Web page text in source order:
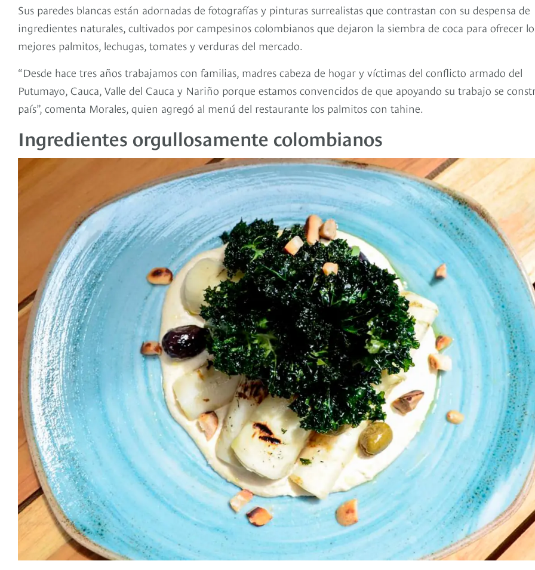
Sus paredes blancas están adornadas de fotografías y pinturas surrealistas que contrastan con su despensa de
ingredientes naturales, cultivados por campesinos colombianos que dejaron la siembra de coca para ofrecer
mejores palmitos, lechugas, tomates y verduras del mercado.
“Desde hace tres años trabajamos con familias, madres cabeza de hogar y víctimas del conflicto armado del
Putumayo, Cauca, Valle del Cauca y Nariño porque estamos convencidos de que apoyando su trabajo se
país”, comenta Morales, quien agregó al menú del restaurante los palmitos con tahine.
Ingredientes orgullosamente colombianos